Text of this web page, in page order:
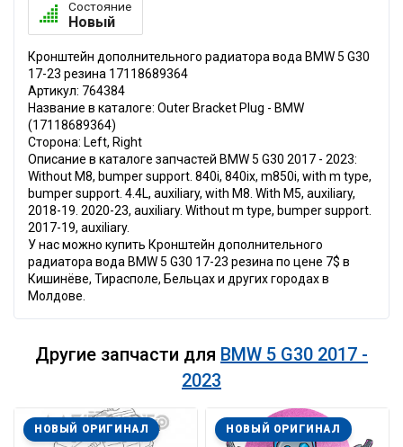
Состояние
Новый
Кронштейн дополнительного радиатора вода BMW 5 G30
17-23 резина 17118689364
Артикул: 764384
Название в каталоге: Outer Bracket Plug - BMW
(17118689364)
Сторона: Left, Right
Описание в каталоге запчастей BMW 5 G30 2017 - 2023:
Without M8, bumper support. 840i, 840ix, m850i, with m type,
bumper support. 4.4L, auxiliary, with M8. With M5, auxiliary,
2018-19. 2020-23, auxiliary. Without m type, bumper support.
2017-19, auxiliary.
У нас можно купить Кронштейн дополнительного
радиатора вода BMW 5 G30 17-23 резина по цене 7$ в
Кишинёве, Тирасполе, Бельцах и других городах в
Молдове.
Другие запчасти для BMW 5 G30 2017 -
2023
НОВЫЙ ОРИГИНАЛ НОВЫЙ ОРИГИНАЛ